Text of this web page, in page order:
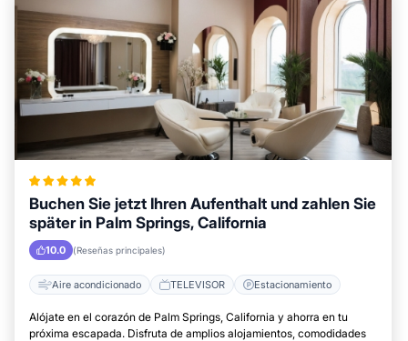
Buchen Sie jetzt Ihren Aufenthalt und zahlen Sie
später in Palm Springs, California
10.0 (Reseñas principales)
Aire acondicionado TELEVISOR Estacionamiento
Alójate en el corazón de Palm Springs, California y ahorra en tu
próxima escapada. Disfruta de amplios alojamientos, comodidades